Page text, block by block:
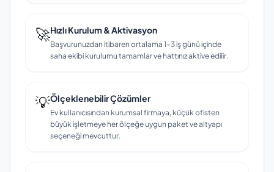
🚀Hızlı Kurulum & Aktivasyon
Başvurunuzdan itibaren ortalama 1–3 iş günü içinde
saha ekibi kurulumu tamamlar ve hattınız aktive edilir.
💡Ölçeklenebilir Çözümler
Ev kullanıcısından kurumsal firmaya, küçük ofisten
büyük işletmeye her ölçeğe uygun paket ve altyapı
seçeneği mevcuttur.